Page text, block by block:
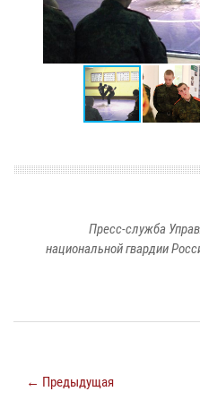
Пресс-служба
национальной гвардии
← Предыдущая